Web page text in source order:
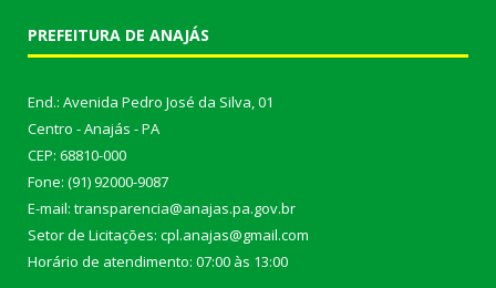
PREFEITURA DE ANAJÁS
End.: Avenida Pedro José da Silva, 01
Centro - Anajás - PA
CEP: 68810-000
Fone: (91) 92000-9087
E-mail: transparencia@anajas.pa.gov.br
Setor de Licitações: cpl.anajas@gmail.com
Horário de atendimento: 07:00 às 13:00